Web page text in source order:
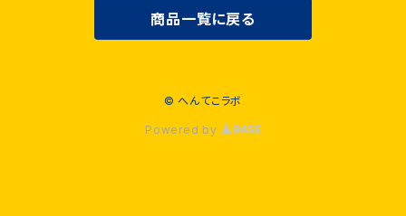
商品一覧に戻る
© へんてこラボ
Powered by